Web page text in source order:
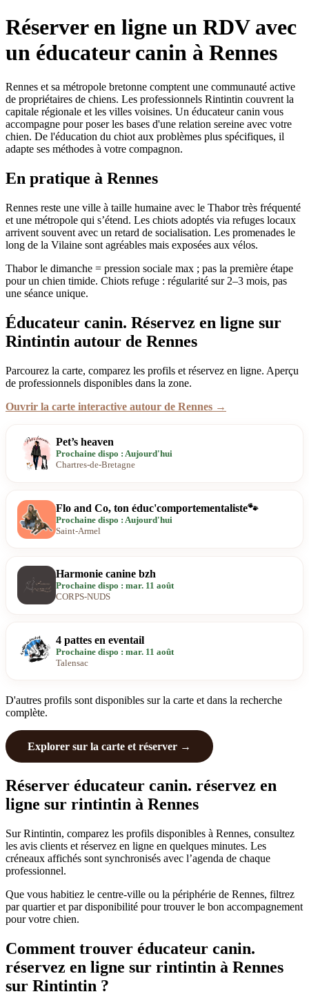
Réserver en ligne un RDV avec
un éducateur canin à Rennes
Rennes et sa métropole bretonne comptent une communauté active
de propriétaires de chiens. Les professionnels Rintintin couvrent la
capitale régionale et les villes voisines. Un éducateur canin vous
accompagne pour poser les bases d'une relation sereine avec votre
chien. De l'éducation du chiot aux problèmes plus spécifiques, il
adapte ses méthodes à votre compagnon.
En pratique à Rennes
Rennes reste une ville à taille humaine avec le Thabor très fréquenté
et une métropole qui s’étend. Les chiots adoptés via refuges locaux
arrivent souvent avec un retard de socialisation. Les promenades le
long de la Vilaine sont agréables mais exposées aux vélos.
Thabor le dimanche = pression sociale max ; pas la première étape
pour un chien timide. Chiots refuge : régularité sur 2–3 mois, pas
une séance unique.
Éducateur canin. Réservez en ligne sur
Rintintin autour de Rennes
Parcourez la carte, comparez les profils et réservez en ligne. Aperçu
de professionnels disponibles dans la zone.
Ouvrir la carte interactive autour de Rennes →
Pet’s heaven
Prochaine dispo : Aujourd'hui
Chartres-de-Bretagne
Flo and Co, ton éduc'comportementaliste🐾
Prochaine dispo : Aujourd'hui
Saint-Armel
Harmonie canine bzh
Prochaine dispo : mar. 11 août
CORPS-NUDS
4 pattes en eventail
Prochaine dispo : mar. 11 août
Talensac
D'autres profils sont disponibles sur la carte et dans la recherche
complète.
Explorer sur la carte et réserver →
Réserver éducateur canin. réservez en
ligne sur rintintin à Rennes
Sur Rintintin, comparez les profils disponibles à Rennes, consultez
les avis clients et réservez en ligne en quelques minutes. Les
créneaux affichés sont synchronisés avec l’agenda de chaque
professionnel.
Que vous habitiez le centre-ville ou la périphérie de Rennes, filtrez
par quartier et par disponibilité pour trouver le bon accompagnement
pour votre chien.
Comment trouver éducateur canin.
réservez en ligne sur rintintin à Rennes
sur Rintintin ?